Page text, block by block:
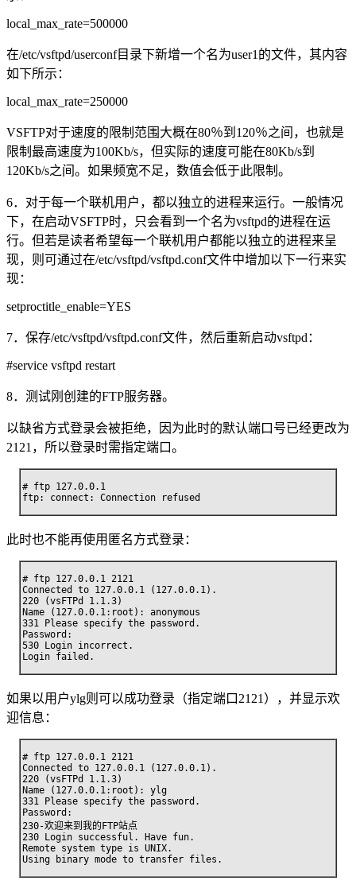
local_max_rate=500000
在/etc/vsftpd/userconf目录下新增一个名为user1的文件，其内容
如下所示：
local_max_rate=250000
VSFTP对于速度的限制范围大概在80％到120％之间，也就是
限制最高速度为100Kb/s，但实际的速度可能在80Kb/s到
120Kb/s之间。如果频宽不足，数值会低于此限制。
6．对于每一个联机用户，都以独立的进程来运行。一般情况
下，在启动VSFTP时，只会看到一个名为vsftpd的进程在运
行。但若是读者希望每一个联机用户都能以独立的进程来呈
现，则可通过在/etc/vsftpd/vsftpd.conf文件中增加以下一行来实
现：
setproctitle_enable=YES
7．保存/etc/vsftpd/vsftpd.conf文件，然后重新启动vsftpd：
#service vsftpd restart
8．测试刚创建的FTP服务器。
以缺省方式登录会被拒绝，因为此时的默认端口号已经更改为
2121，所以登录时需指定端口。
# ftp 127.0.0.1
ftp: connect: Connection refused
此时也不能再使用匿名方式登录：
# ftp 127.0.0.1 2121
Connected to 127.0.0.1 (127.0.0.1).
220 (vsFTPd 1.1.3)
Name (127.0.0.1:root): anonymous
331 Please specify the password.
Password:
530 Login incorrect.
Login failed.
如果以用户ylg则可以成功登录（指定端口2121），并显示欢
迎信息：
# ftp 127.0.0.1 2121
Connected to 127.0.0.1 (127.0.0.1).
220 (vsFTPd 1.1.3)
Name (127.0.0.1:root): ylg
331 Please specify the password.
Password:
230-欢迎来到我的FTP站点
230 Login successful. Have fun.
Remote system type is UNIX.
Using binary mode to transfer files.